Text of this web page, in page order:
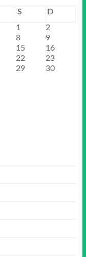
S
D
1
2
8
9
15
16
22
23
29
30